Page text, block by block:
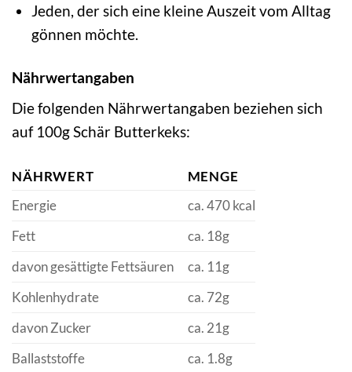
Jeden, der sich eine kleine Auszeit vom Alltag
gönnen möchte.
Nährwertangaben
Die folgenden Nährwertangaben beziehen sich
auf 100g Schär Butterkeks:
NÄHRWERT
MENGE
Energie
ca. 470 kcal
Fett
ca. 18g
davon gesättigte Fettsäuren
ca. 11g
Kohlenhydrate
ca. 72g
davon Zucker
ca. 21g
Ballaststoffe
ca. 1.8g